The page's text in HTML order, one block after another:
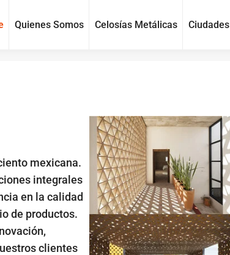
Quienes Somos
Celosías Metálicas Ciudades
mexicana.
integrales
en la calidad
de productos.
clientes